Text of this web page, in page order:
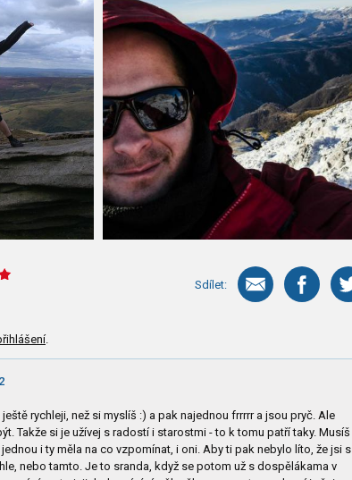
Sdílet:
.
rychleji, než si myslíš :) a pak najednou frrrrr a jsou pryč. Ale
Takže si je užívej s radostí i starostmi - to k tomu patří taky. Musíš
i ty měla na co vzpomínat, i oni. Aby ti pak nebylo líto, že jsi s
nebo tamto. Je to sranda, když se potom už s dospělákama v